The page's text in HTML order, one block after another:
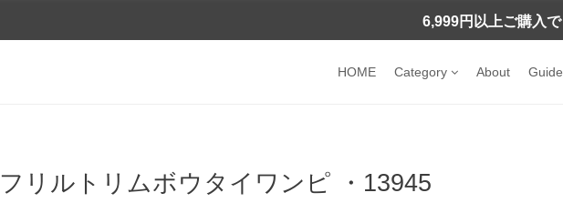
6,999円以上ご購入で
HOME Category About Guide
フリルトリムボウタイワンピ ・13945